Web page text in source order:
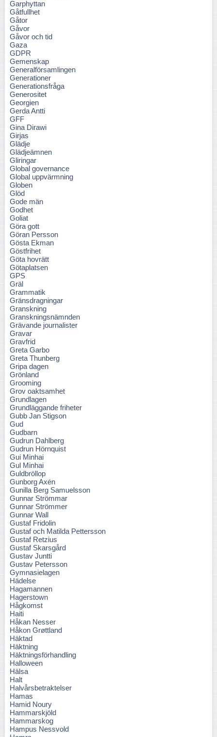
Garphyttan
Gåtfullhet
Gåtor
Gåvor
Gåvor och tid
Gaza
GDPR
Gemenskap
Generalförsamlingen
Generationer
Generationsfråga
Generositet
Georgien
Gerda Antti
GFF
Gina Dirawi
Girjas
Glädje
Glädjeämnen
Gliringar
Global governance
Global uppvärmning
Globen
Glöd
Gode män
Godhet
Goliat
Göra gott
Göran Persson
Gösta Ekman
Göstfrihet
Göta hovrätt
Götaplatsen
GPS
Gräl
Grammatik
Gränsdragningar
Granskning
Granskningsnämnden
Grävande journalister
Gravar
Gravfrid
Greta Garbo
Greta Thunberg
Gripa dagen
Grönland
Grooming
Grov oaktsamhet
Grundlagen
Grundläggande friheter
Gubb Jan Stigson
Gud
Gudbarn
Gudrun Dahlberg
Gudrun Hörnquist
Gui Minhai
Gul Minhai
Guldbröllop
Gunborg Axén
Gunilla Berg Samuelsson
Gunnar Strömmar
Gunnar Strömmer
Gunnar Wall
Gustaf Fridolin
Gustaf och Matilda Pettersson
Gustaf Retzius
Gustaf Skarsgård
Gustav Juntti
Gustav Petersson
Gymnasielagen
Hädelse
Hagamannen
Hagerstown
Hågkomst
Haiti
Håkan Nesser
Håkon Grøttland
Häktad
Häktning
Häktningsförhandling
Halloween
Hälsa
Halt
Halvårsbetraktelser
Hamas
Hamid Noury
Hammarskjöld
Hammarskog
Hampus Nessvold